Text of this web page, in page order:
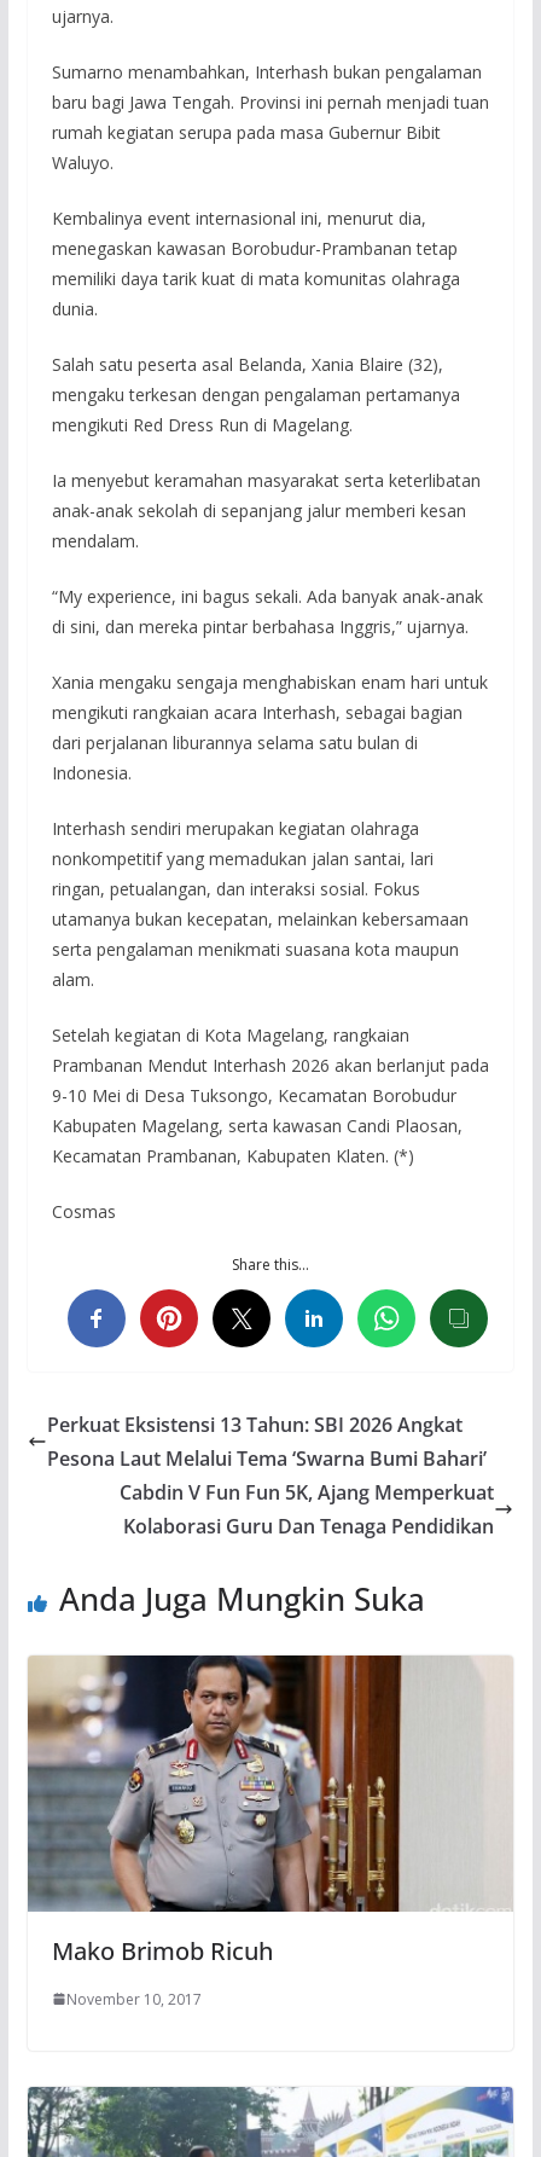
ujarnya.
Sumarno menambahkan, Interhash bukan pengalaman
baru bagi Jawa Tengah. Provinsi ini pernah menjadi tuan
rumah kegiatan serupa pada masa Gubernur Bibit
Waluyo.
Kembalinya event internasional ini, menurut dia,
menegaskan kawasan Borobudur-Prambanan tetap
memiliki daya tarik kuat di mata komunitas olahraga
dunia.
Salah satu peserta asal Belanda, Xania Blaire (32),
mengaku terkesan dengan pengalaman pertamanya
mengikuti Red Dress Run di Magelang.
Ia menyebut keramahan masyarakat serta keterlibatan
anak-anak sekolah di sepanjang jalur memberi kesan
mendalam.
“My experience, ini bagus sekali. Ada banyak anak-anak
di sini, dan mereka pintar berbahasa Inggris,” ujarnya.
Xania mengaku sengaja menghabiskan enam hari untuk
mengikuti rangkaian acara Interhash, sebagai bagian
dari perjalanan liburannya selama satu bulan di
Indonesia.
Interhash sendiri merupakan kegiatan olahraga
nonkompetitif yang memadukan jalan santai, lari
ringan, petualangan, dan interaksi sosial. Fokus
utamanya bukan kecepatan, melainkan kebersamaan
serta pengalaman menikmati suasana kota maupun
alam.
Setelah kegiatan di Kota Magelang, rangkaian
Prambanan Mendut Interhash 2026 akan berlanjut pada
9-10 Mei di Desa Tuksongo, Kecamatan Borobudur
Kabupaten Magelang, serta kawasan Candi Plaosan,
Kecamatan Prambanan, Kabupaten Klaten. (*)
Cosmas
Share this…
Perkuat Eksistensi 13 Tahun: SBI 2026 Angkat
Pesona Laut Melalui Tema ‘Swarna Bumi Bahari’
Cabdin V Fun Fun 5K, Ajang Memperkuat
Kolaborasi Guru Dan Tenaga Pendidikan
Anda Juga Mungkin Suka
Mako Brimob Ricuh
November 10, 2017